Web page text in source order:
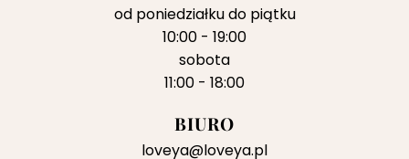
od poniedziałku do piątku
10:00 - 19:00
sobota
11:00 - 18:00
BIURO
loveya@loveya.pl